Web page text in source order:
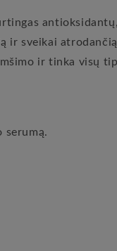
ir sveikai
ir tinka visų
serumą.